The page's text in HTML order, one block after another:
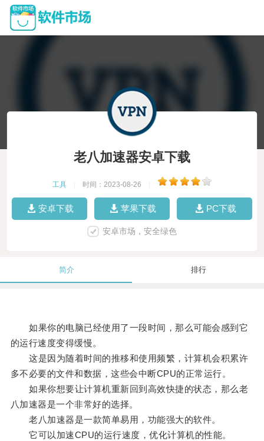
老八加速器安卓下载
工具 时间：2023-08-26
安卓下载 苹果下载 PC下载
安卓市场，安全绿色
简介 排行
如果你的电脑已经使用了一段时间，那么可能会感到它
的运行速度变得缓慢。
这是因为随着时间的推移和使用频繁，计算机会积累许
多不必要的文件和数据，这些会中断CPU的正常运行。
如果你想要让计算机重新回到高效快捷的状态，那么老
八加速器是一个非常好的选择。
老八加速器是一款简单易用，功能强大的软件。
它可以加速CPU的运行速度，优化计算机的性能。